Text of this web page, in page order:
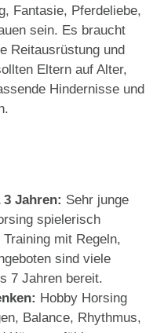
Fantasie, Pferdeliebe,
sein. Es braucht
Reitausrüstung und
Eltern auf Alter,
Hindernisse und
Jahren: Sehr junge
spielerisch
mit Regeln,
sind viele
7 Jahren bereit.
Hobby Horsing
Balance, Rhythmus,